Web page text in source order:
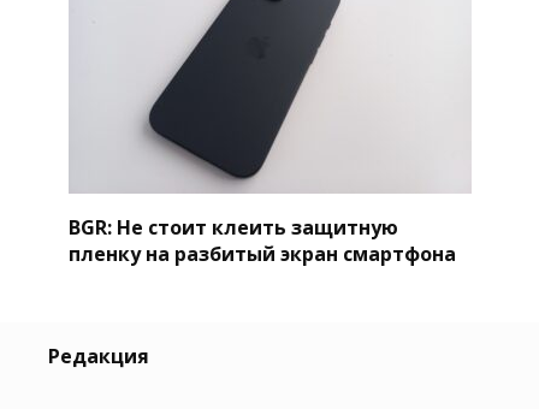
BGR: Не стоит клеить защитную
пленку на разбитый экран смартфона
Редакция